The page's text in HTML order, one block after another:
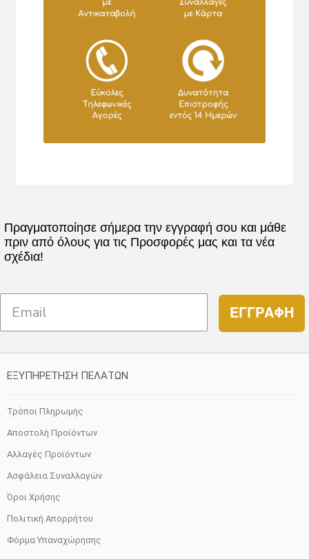
Πραγματοποίησε σήμερα την εγγραφή σου και μάθε
πριν από όλους για τις Προσφορές μας και τα νέα
σχέδια!
ΕΓΓΡΑΦΗ
ΕΞΥΠΗΡΕΤΗΣΗ ΠΕΛΑΤΩΝ
Τρόποι Πληρωμής
Αποστολή Προϊόντων
Αλλαγές Προϊόντων
Ασφάλεια Συναλλαγών
Όροι Χρήσης
Πολιτική Απορρήτου
Φόρμα Υπαναχώρησης